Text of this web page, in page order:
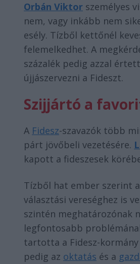
Orbán Viktor személyes
nem, vagy inkább nem
esély. Tízből kettőnél
felemelkedhet. A
százalék pedig azzal
újjászervezni a Fideszt.
Szijjártó a
A Fidesz-szavazók több
párt jövőbeli vezetésére.
kapott a fideszesek
Tízből hat ember szerint a
választási vereséghez is
szintén meghatározónak
legfontosabb
tartotta a Fidesz-
pedig az oktatás és a